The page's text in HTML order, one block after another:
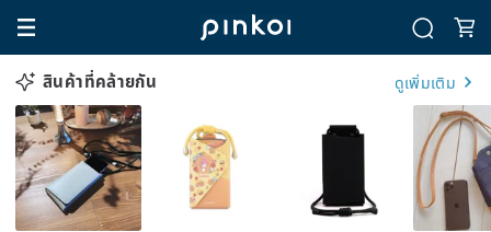
สินค้าที่คล้ายกัน ดูเพิ่มเติม